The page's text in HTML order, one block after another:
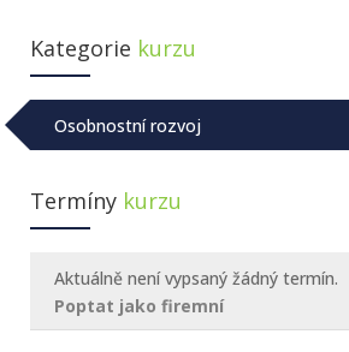
Kategorie kurzu
Osobnostní rozvoj
Termíny kurzu
Aktuálně není vypsaný žádný termín.
Poptat jako firemní